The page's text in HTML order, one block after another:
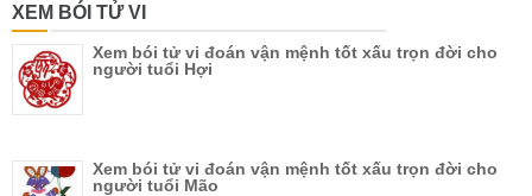
XEM BÓI TỬ VI
Xem bói tử vi đoán vận mệnh tốt xấu trọn đời cho
người tuổi Hợi
Xem bói tử vi đoán vận mệnh tốt xấu trọn đời cho
người tuổi Mão